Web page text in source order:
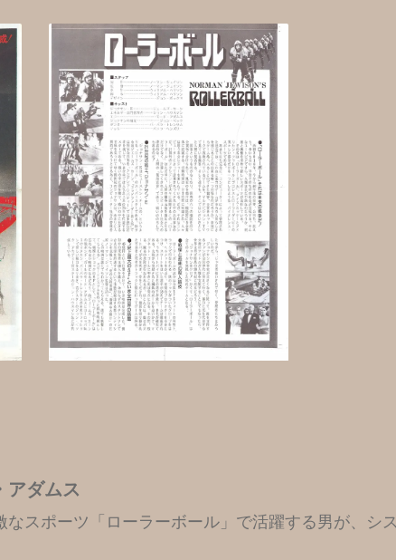
アダムス
スポーツ「ローラーボール」で活躍する男が、シ